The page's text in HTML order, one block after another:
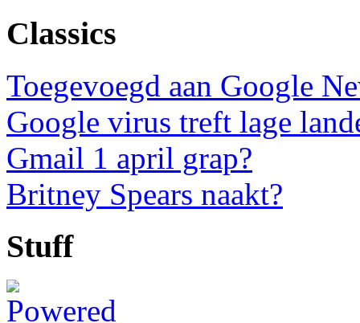
Classics
Toegevoegd aan Google
Google virus treft lage
Gmail 1 april grap?
Britney Spears naakt?
Stuff